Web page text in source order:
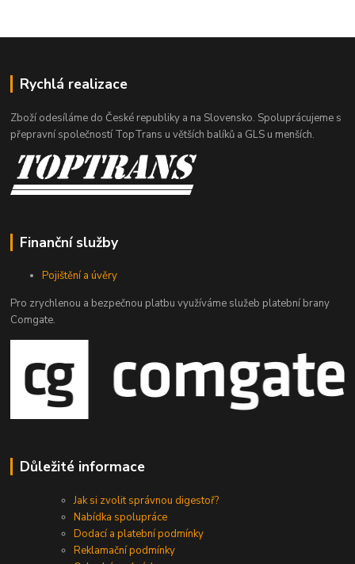
Rychlá realizace
Zboží odesíláme do České republiky a na Slovensko. Spoluprácujeme s
přepravní společností TopTrans u větších balíků a GLS u menších.
Finanční služby
Pojištění a úvěry
Pro zrychlenou a bezpečnou platbu využíváme služeb platební brany
Comgate.
Důležité informace
Jak si zvolit správnou digestoř?
Nabídka spolupráce
Dodací a platební podmínky
Reklamační podmínky